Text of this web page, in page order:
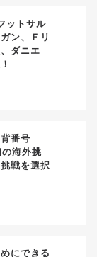
ットサル
ン、Ｆリ
ダニエ
番号
海外挑
戦を選択
にできる